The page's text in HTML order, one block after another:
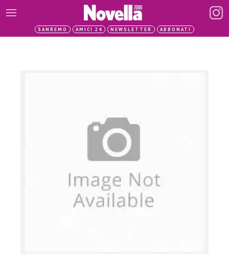
SANREMO AMICI 24 NEWSLETTER ABBONATI